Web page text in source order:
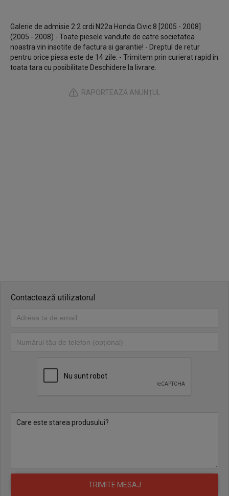
Galerie de admisie 2.2 crdi N22a Honda Civic 8 [2005 - 2008]
(2005 - 2008) - Toate piesele vandute de catre societatea
noastra vin insotite de factura si garantie! - Dreptul de retur
pentru orice piesa este de 14 zile. - Trimitem prin curierat rapid in
toata tara cu posibilitate Deschidere la livrare.
RAPORTEAZĂ ANUNȚUL
Contactează utilizatorul